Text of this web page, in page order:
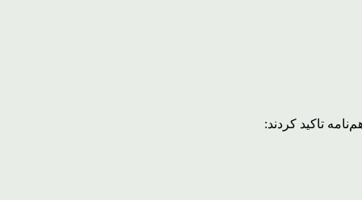
تاکید کردند: